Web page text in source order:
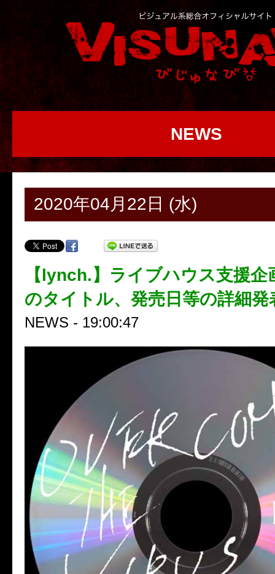
NEWS
2020年04月22日 (水)
【lynch.】ライブハウス支援企
のタイトル、発売日等の詳細発
NEWS - 19:00:47